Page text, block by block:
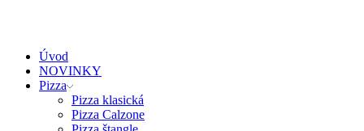
Úvod
NOVINKY
Pizza
Pizza klasická
Pizza Calzone